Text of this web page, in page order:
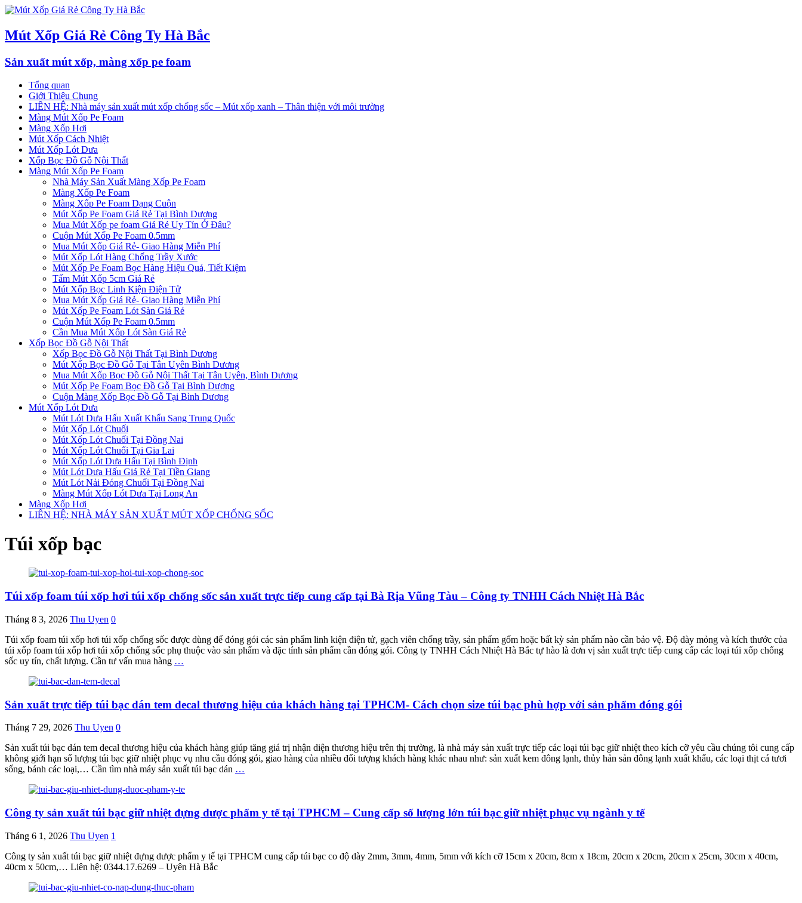
Mút Xốp Giá Rẻ Công Ty Hà Bắc
Sản xuất mút xốp, màng xốp pe foam
Tổng quan
Giới Thiệu Chung
LIÊN HỆ: Nhà máy sản xuất mút xốp chống sốc – Mút xốp xanh – Thân thiện với môi trường
Màng Mút Xốp Pe Foam
Màng Xốp Hơi
Mút Xốp Cách Nhiệt
Mút Xốp Lót Dưa
Xốp Bọc Đồ Gỗ Nội Thất
Màng Mút Xốp Pe Foam
Nhà Máy Sản Xuất Màng Xốp Pe Foam
Màng Xốp Pe Foam
Màng Xốp Pe Foam Dạng Cuộn
Mút Xốp Pe Foam Giá Rẻ Tại Bình Dương
Mua Mút Xốp pe foam Giá Rẻ Uy Tín Ở Đâu?
Cuộn Mút Xốp Pe Foam 0.5mm
Mua Mút Xốp Giá Rẻ- Giao Hàng Miễn Phí
Mút Xốp Lót Hàng Chống Trầy Xước
Mút Xốp Pe Foam Bọc Hàng Hiệu Quả, Tiết Kiệm
Tấm Mút Xốp 5cm Giá Rẻ
Mút Xốp Bọc Linh Kiện Điện Tử
Mua Mút Xốp Giá Rẻ- Giao Hàng Miễn Phí
Mút Xốp Pe Foam Lót Sàn Giá Rẻ
Cuộn Mút Xốp Pe Foam 0.5mm
Cần Mua Mút Xốp Lót Sàn Giá Rẻ
Xốp Bọc Đồ Gỗ Nội Thất
Xốp Bọc Đồ Gỗ Nội Thất Tại Bình Dương
Mút Xốp Bọc Đồ Gỗ Tại Tân Uyên Bình Dương
Mua Mút Xốp Bọc Đồ Gỗ Nội Thất Tại Tân Uyên, Bình Dương
Mút Xốp Pe Foam Bọc Đồ Gỗ Tại Bình Dương
Cuộn Màng Xốp Bọc Đồ Gỗ Tại Bình Dương
Mút Xốp Lót Dưa
Mút Lót Dưa Hấu Xuất Khẩu Sang Trung Quốc
Mút Xốp Lót Chuối
Mút Xốp Lót Chuối Tại Đồng Nai
Mút Xốp Lót Chuối Tại Gia Lai
Mút Xốp Lót Dưa Hấu Tại Bình Định
Mút Lót Dưa Hấu Giá Rẻ Tại Tiền Giang
Mút Lót Nải Đóng Chuối Tại Đồng Nai
Màng Mút Xốp Lót Dưa Tại Long An
Màng Xốp Hơi
LIÊN HỆ: NHÀ MÁY SẢN XUẤT MÚT XỐP CHỐNG SỐC
Túi xốp bạc
Túi xốp foam túi xốp hơi túi xốp chống sốc sản xuất trực tiếp cung cấp tại Bà Rịa Vũng Tàu – Công ty TNHH Cách Nhiệt Hà Bắc
Tháng 8 3, 2026 Thu Uyen 0
Túi xốp foam túi xốp hơi túi xốp chống sốc được dùng để đóng gói các sản phẩm linh kiện điện tử, gạch viên chống trầy, sản phẩm gốm hoặc bất kỳ sản phẩm nào cần bảo vệ. Độ dày mỏng và kích thước của
túi xốp foam túi xốp hơi túi xốp chống sốc phụ thuộc vào sản phẩm và đặc tính sản phẩm cần đóng gói. Công ty TNHH Cách Nhiệt Hà Bắc tự hào là đơn vị sản xuất trực tiếp cung cấp các loại túi xốp chống
sốc uy tín, chất lượng. Cần tư vấn mua hàng …
Sản xuất trực tiếp túi bạc dán tem decal thương hiệu của khách hàng tại TPHCM- Cách chọn size túi bạc phù hợp với sản phẩm đóng gói
Tháng 7 29, 2026 Thu Uyen 0
Sản xuất túi bạc dán tem decal thương hiệu của khách hàng giúp tăng giá trị nhận diện thương hiệu trên thị trường, là nhà máy sản xuất trực tiếp các loại túi bạc giữ nhiệt theo kích cỡ yêu cầu chúng tôi cung cấp
không giới hạn số lượng túi bạc giữ nhiệt phục vụ nhu cầu đóng gói, giao hàng của nhiều đối tượng khách hàng khác nhau như: sản xuất kem đông lạnh, thủy hản sản đông lạnh xuất khẩu, các loại thịt cá tươi
sống, bánh các loại,… Cần tìm nhà máy sản xuất túi bạc dán …
Công ty sản xuất túi bạc giữ nhiệt đựng dược phẩm y tế tại TPHCM – Cung cấp số lượng lớn túi bạc giữ nhiệt phục vụ ngành y tế
Tháng 6 1, 2026 Thu Uyen 1
Công ty sản xuất túi bạc giữ nhiệt đựng dược phẩm y tế tại TPHCM cung cấp túi bạc co độ dày 2mm, 3mm, 4mm, 5mm với kích cỡ 15cm x 20cm, 8cm x 18cm, 20cm x 20cm, 20cm x 25cm, 30cm x 40cm,
40cm x 50cm,… Liên hệ: 0344.17.6269 – Uyên Hà Bắc